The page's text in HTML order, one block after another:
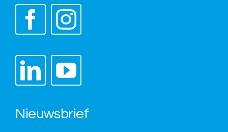
Nieuwsbrief.